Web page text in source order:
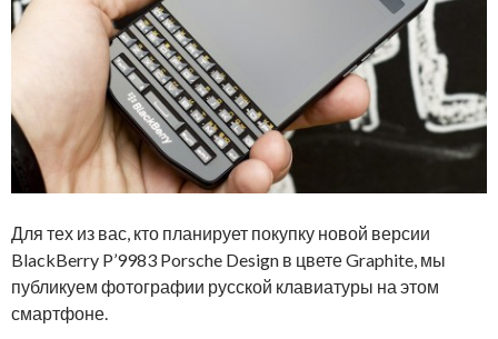
Для тех из вас, кто планирует покупку новой версии
BlackBerry P’9983 Porsche Design в цвете Graphite, мы
публикуем фотографии русской клавиатуры на этом
смартфоне.